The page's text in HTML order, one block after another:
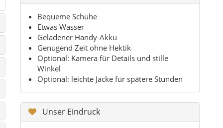
Bequeme Schuhe
Etwas Wasser
Geladener Handy-Akku
Genügend Zeit ohne Hektik
Optional: Kamera für Details und stille
Winkel
Optional: leichte Jacke für spätere Stunden
Unser Eindruck